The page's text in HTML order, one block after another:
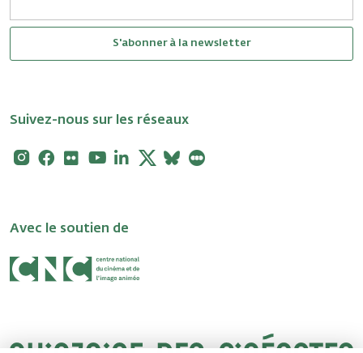
S'abonner à la newsletter
Suivez-nous sur les réseaux
Instagram
Facebook
FlickrYoutubeLinkedin
X Bluesky
Avec le soutien de